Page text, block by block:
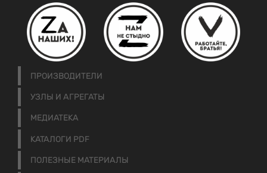
ПРОИЗВОДИТЕЛИ
УЗЛЫ И АГРЕГАТЫ
МЕДИАТЕКА
КАТАЛОГИ PDF
ПОЛЕЗНЫЕ МАТЕРИАЛЫ